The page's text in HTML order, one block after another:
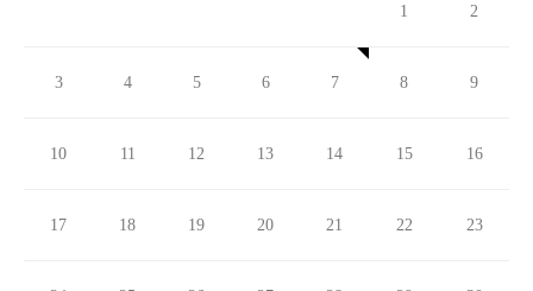
1 2
3 4 5 6 7 8 9
10 11 12 13 14 15 16
17 18 19 20 21 22 23